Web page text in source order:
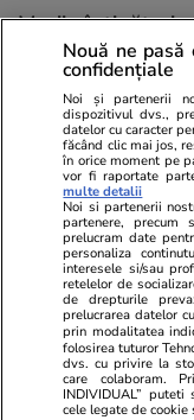
Marii câștigători
salarizării unitare:
parlamentarii.
următorii ani cu
în 5.000 și 7.000
Politică
Ciprian Ciucu,
bugetare” de 20
Primăria
gaură, apare alta”
Nouă ne
confidențiale
Noi și partenerii
dispozitivul dvs.,
datelor cu caracter
făcând clic mai jos,
în orice moment pe
vor fi raportate
multe detalii
Noi si partenerii
partenere,
prelucram date
personaliza
interesele si/sau
retelelor de
de drepturile
prelucrarea datelor
prin modalitatea
folosirea tuturor
dvs. cu privire la
care colaboram.
INDIVIDUAL”
cele legate de